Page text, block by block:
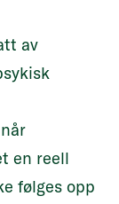
av
en reell
følges opp